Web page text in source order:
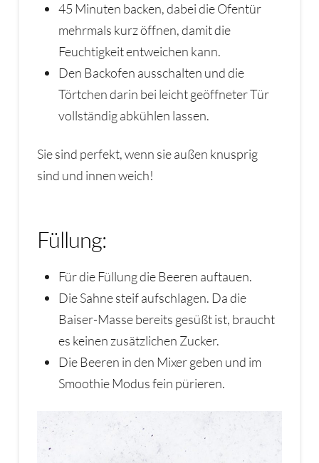
45 Minuten backen, dabei die Ofentür
mehrmals kurz öffnen, damit die
Feuchtigkeit entweichen kann.
Den Backofen ausschalten und die
Törtchen darin bei leicht geöffneter Tür
vollständig abkühlen lassen.
Sie sind perfekt, wenn sie außen knusprig
sind und innen weich!
Füllung:
Für die Füllung die Beeren auftauen.
Die Sahne steif aufschlagen. Da die
Baiser-Masse bereits gesüßt ist, braucht
es keinen zusätzlichen Zucker.
Die Beeren in den Mixer geben und im
Smoothie Modus fein pürieren.